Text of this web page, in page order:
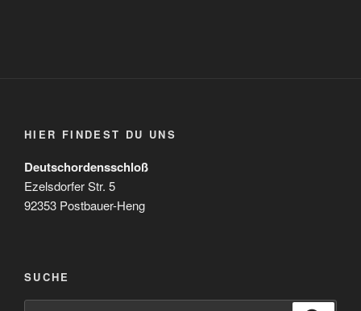
HIER FINDEST DU UNS
Deutschordensschloß
Ezelsdorfer Str. 5
92353 Postbauer-Heng
SUCHE